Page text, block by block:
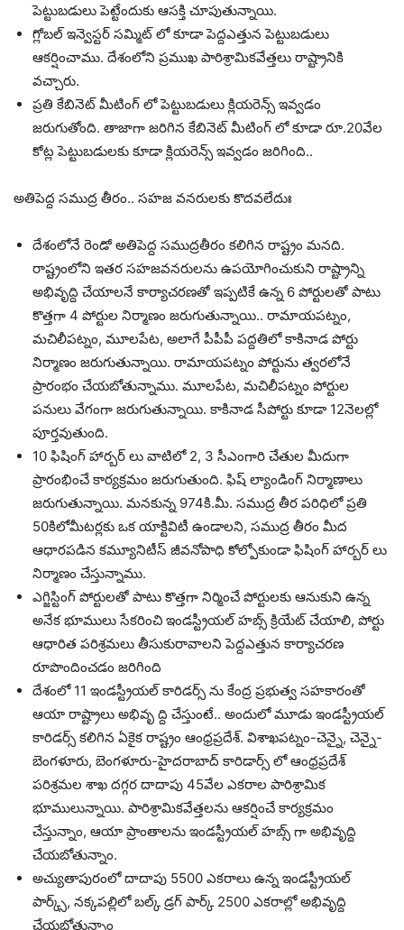
పెట్టుబడులు పెట్టేందుకు ఆసక్తి చూపుతున్నాయి.
గ్లోబల్ ఇన్వెస్టర్ సమ్మిట్ లో కూడా పెద్దఎత్తున పెట్టుబడులు
ఆకర్షించాము. దేశంలోని ప్రముఖ పారిశ్రామికవేత్తలు రాష్ట్రానికి
వచ్చారు.
ప్రతి కేబినెట్ మీటింగ్ లో పెట్టుబడులు క్లియరెన్స్ ఇవ్వడం
జరుగుతోంది. తాజాగా జరిగిన కేబినెట్ మీటింగ్ లో కూడా రూ.20వేల
కోట్ల పెట్టుబడులకు కూడా క్లియరెన్స్ ఇవ్వడం జరిగింది..
అతిపెద్ద సముద్ర తీరం.. సహజ వనరులకు కొదవలేదుః
దేశంలోనే రెండో అతిపెద్ద సముద్రతీరం కలిగిన రాష్ట్రం మనది.
రాష్ట్రంలోని ఇతర సహజవనరులను ఉపయోగించుకుని రాష్ట్రాన్ని
అభివృద్ది చేయాలనే కార్యాచరణతో ఇప్పటికే ఉన్న 6 పోర్టులతో పాటు
కొత్తగా 4 పోర్టుల నిర్మాణం జరుగుతున్నాయి.. రామాయపట్నం,
మచిలీపట్నం, మూలపేట, అలాగే పీపీపీ పద్దతిలో కాకినాడ పోర్టు
నిర్మాణం జరుగుతున్నాయి. రామాయపట్నం పోర్టును త్వరలోనే
ప్రారంభం చేయబోతున్నాము. మూలపేట, మచిలీపట్నం పోర్టుల
పనులు వేగంగా జరుగుతున్నాయి. కాకినాడ సీపోర్టు కూడా 12నెలల్లో
పూర్తవుతుంది.
10 ఫిషింగ్ హార్బర్ లు వాటిలో 2, 3 సీఎంగారి చేతుల మీదుగా
ప్రారంభించే కార్యక్రమం జరుగుతుంది. ఫిష్ ల్యాండింగ్ నిర్మాణాలు
జరుగుతున్నాయి. మనకున్న 974కి.మీ. సముద్ర తీర పరిధిలో ప్రతి
50కిలోమీటర్లకు ఒక యాక్టివిటీ ఉండాలని, సముద్ర తీరం మీద
ఆధారపడిన కమ్యూనిటీస్ జీవనోపాధి కోల్పోకుండా ఫిషింగ్ హార్బర్ లు
నిర్మాణం చేస్తున్నాము.
ఎగ్జిస్టింగ్ పోర్టులతో పాటు కొత్తగా నిర్మించే పోర్టులకు ఆనుకుని ఉన్న
అనేక భూములు సేకరించి ఇండస్ట్రీయల్ హబ్స్ క్రియేట్ చేయాలి, పోర్టు
ఆధారిత పరిశ్రమలు తీసుకురావాలని పెద్దఎత్తున కార్యాచరణ
రూపొందించడం జరిగింది
దేశంలో 11 ఇండస్ట్రీయల్ కారిడర్స్ ను కేంద్ర ప్రభుత్వ సహకారంతో
ఆయా రాష్ట్రాలు అభివృ ద్ది చేస్తుంటే.. అందులో మూడు ఇండస్ట్రీయల్
కారిడర్స్ కలిగిన ఏకైక రాష్ట్రం ఆంధ్రప్రదేశ్. విశాఖపట్నం-చెన్నై, చెన్నై-
బెంగళూరు, బెంగళూరు-హైదరాబాద్ కారిడార్స్ లో ఆంధ్రప్రదేశ్
పరిశ్రమల శాఖ దగ్గర దాదాపు 45వేల ఎకరాల పారిశ్రామిక
భూములున్నాయి. పారిశ్రామికవేత్తలను ఆకర్షించే కార్యక్రమం
చేస్తున్నాం, ఆయా ప్రాంతాలను ఇండస్ట్రీయల్ హబ్స్ గా అభివృద్ది
చేయబోతున్నాం.
అచ్యుతాపురంలో దాదాపు 5500 ఎకరాలు ఉన్న ఇండస్ట్రీయల్
పార్క్స్, నక్కపల్లిలో బల్క్ డ్రగ్ పార్క్ 2500 ఎకరాల్లో అభివృద్ది
చేయబోతున్నాం